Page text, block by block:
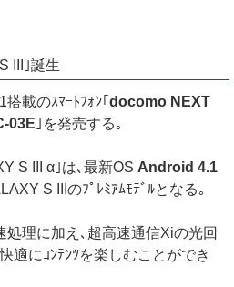
III｣誕生
載のｽﾏｰﾄﾌｫﾝ｢ docomo NEXT
03E ｣を発売する｡
S III α｣は､最新OS Android 4.1
S IIIのﾌﾟﾚﾐｱﾑﾓﾃﾞﾙとなる｡
処理に加え､超高速通信Xiの光回
適にｺﾝﾃﾝﾂを楽しむことができ